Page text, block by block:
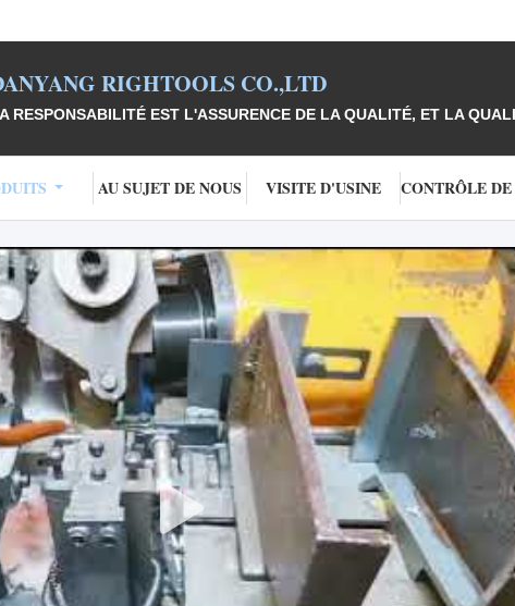
RIGHTOOLS CO.,LTD
RESPONSABILITÉ EST L'ASSURENCE DE LA QUALITÉ, ET LA
AU SUJET DE NOUS VISITE D'USINE